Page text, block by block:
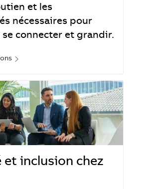
et les
nécessaires pour
connecter et grandir.
et inclusion chez